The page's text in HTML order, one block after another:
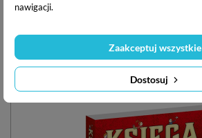
Podziel się ze znajomymi
Inne w serii
nawigacji.
Dostosuj
Zaakceptuj wszystkie